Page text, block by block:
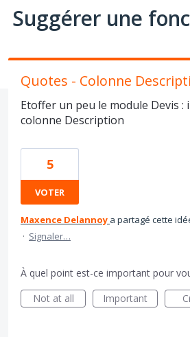
Suggérer une
Quotes - Colonne
Etoffer un peu le module Devis :
colonne Description
5
VOTER
Maxence Delannoy a partagé cette
· Signaler…
À quel point est-ce important pour
Not at all
Important